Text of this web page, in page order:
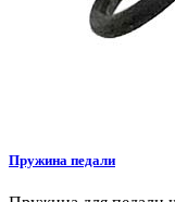
Пружина педали